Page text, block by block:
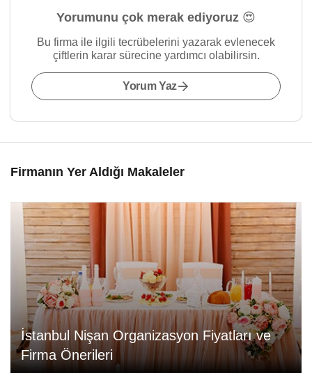
Yorumunu çok merak ediyoruz 😍
Bu firma ile ilgili tecrübelerini yazarak evlenecek
çiftlerin karar sürecine yardımcı olabilirsin.
Yorum Yaz
Firmanın Yer Aldığı Makaleler
İstanbul Nişan Organizasyon Fiyatları ve
Firma Önerileri